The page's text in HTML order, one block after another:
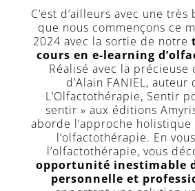
C’est d’ailleurs avec une
que nous commençons ce
2024 avec la sortie de notre
cours en e-learning
Réalisé avec la précieuse
d’Alain FANIEL, auteur
L’Olfactothérapie, Sentir
sentir » aux éditions
aborde l’approche
l’olfactothérapie. En
l’olfactothérapie, vous
opportunité inestimable
personnelle et